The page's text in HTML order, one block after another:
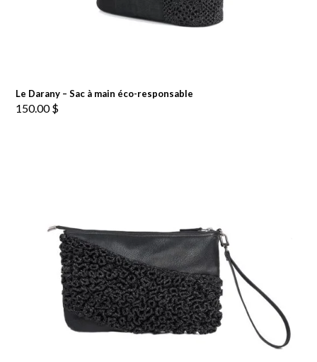
Le Darany – Sac à main éco-responsable
150.00$